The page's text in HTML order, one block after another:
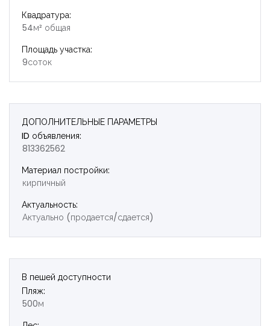
Квадратура:
54м² общая
Площадь участка:
9соток
ДОПОЛНИТЕЛЬНЫЕ ПАРАМЕТРЫ
ID объявления:
813362562
Материал постройки:
кирпичный
Актуальность:
Актуально (продается/сдается)
В пешей доступности
Пляж:
500м